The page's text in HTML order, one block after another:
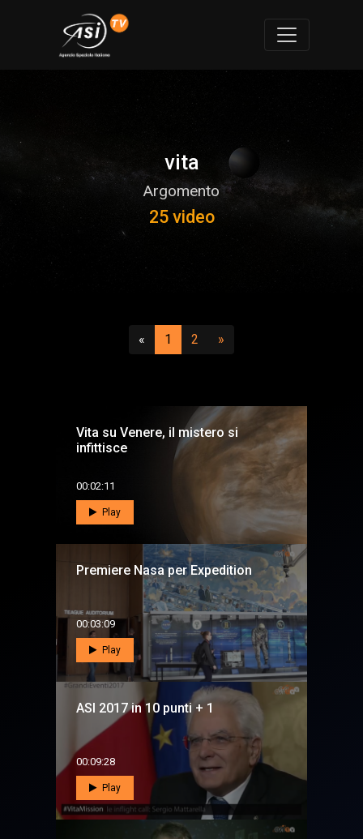
vita
Argomento
25 video
« Precedente
1 (attuale)
2 (vai a pagina 2)
»
Vita su Venere, il mistero si
infittisce
00:02:11
Play
Premiere Nasa per Expedition
00:03:09
Play
ASI 2017 in 10 punti + 1
00:09:28
Play